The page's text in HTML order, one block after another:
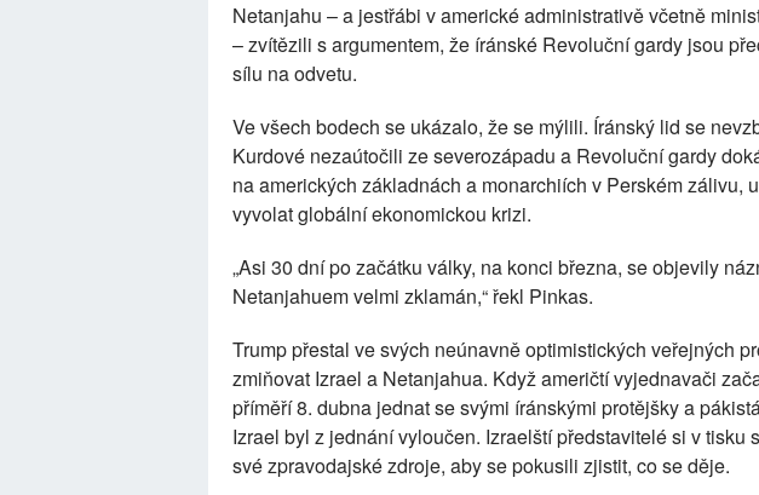
Netanjahu – a jestřábi v americké administrativě včetně
– zvítězili s argumentem, že íránské Revoluční gardy jsou
sílu na odvetu.
Ve všech bodech se ukázalo, že se mýlili. Íránský lid se
Kurdové nezaútočili ze severozápadu a Revoluční gardy
na amerických základnách a monarchiích v Perském zálivu,
vyvolat globální ekonomickou krizi.
„Asi 30 dní po začátku války, na konci března, se objevily
Netanjahuem velmi zklamán,“ řekl Pinkas.
Trump přestal ve svých neúnavně optimistických veřejných
zmiňovat Izrael a Netanjahua. Když američtí vyjednavači
příměří 8. dubna jednat se svými íránskými protějšky a
Izrael byl z jednání vyloučen. Izraelští představitelé si v tisku
své zpravodajské zdroje, aby se pokusili zjistit, co se děje.